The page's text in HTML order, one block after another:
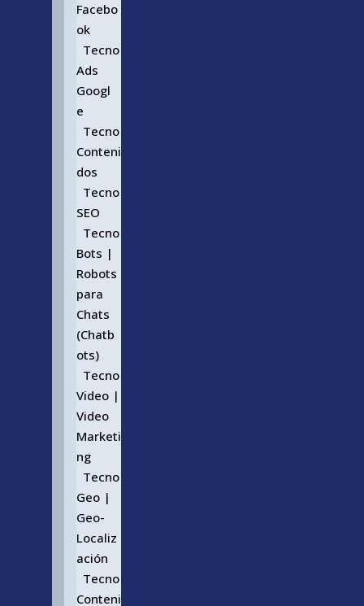
Facebo
ok
Tecno
Ads
Googl
e
Tecno
Conteni
dos
Tecno
SEO
Tecno
Bots |
Robots
para
Chats
(Chatb
ots)
Tecno
Video |
Video
Marketi
ng
Tecno
Geo |
Geo-
Localiz
ación
Tecno
Conteni